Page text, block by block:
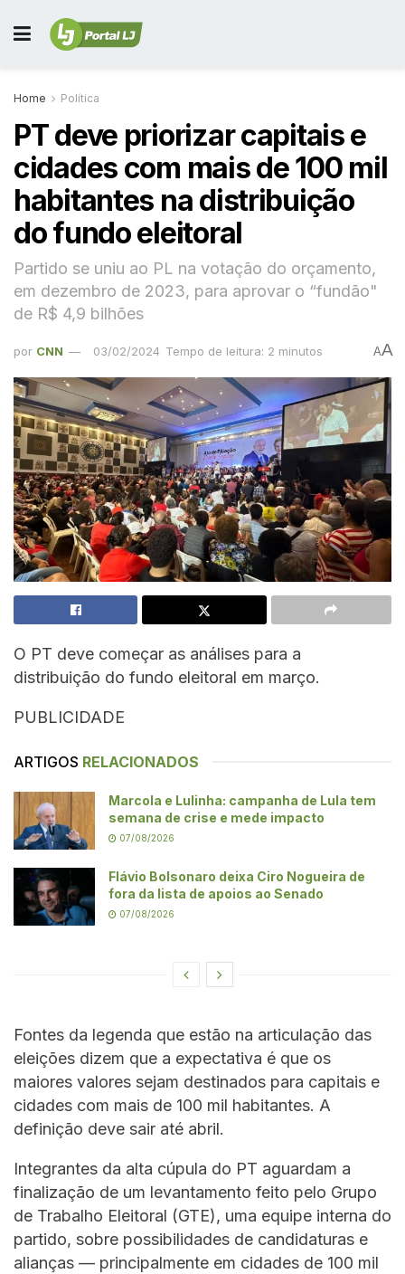
Home Política
PT deve priorizar capitais e
cidades com mais de 100 mil
habitantes na distribuição
do fundo eleitoral
Partido se uniu ao PL na votação do orçamento,
em dezembro de 2023, para aprovar o “fundão"
de R$ 4,9 bilhões
por CNN 03/02/2024 Tempo de leitura: 2 minutos AA
O PT deve começar as análises para a
distribuição do fundo eleitoral em março.
PUBLICIDADE
ARTIGOS RELACIONADOS
Marcola e Lulinha: campanha de Lula tem
semana de crise e mede impacto
07/08/2026
Flávio Bolsonaro deixa Ciro Nogueira de
fora da lista de apoios ao Senado
07/08/2026
Fontes da legenda que estão na articulação das
eleições dizem que a expectativa é que os
maiores valores sejam destinados para capitais e
cidades com mais de 100 mil habitantes. A
definição deve sair até abril.
Integrantes da alta cúpula do PT aguardam a
finalização de um levantamento feito pelo Grupo
de Trabalho Eleitoral (GTE), uma equipe interna do
partido, sobre possibilidades de candidaturas e
alianças — principalmente em cidades de 100 mil